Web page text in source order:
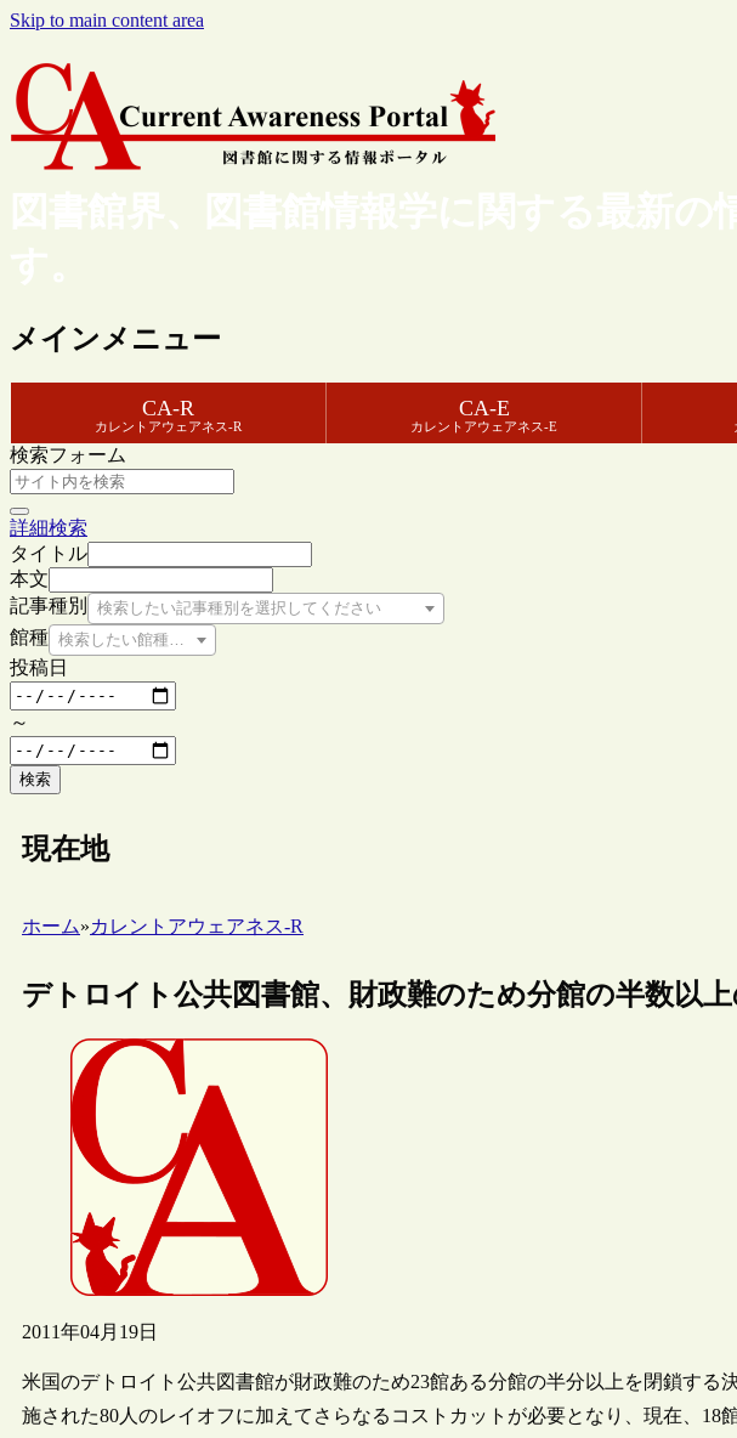
Skip to main content area
図書館界、図書館情報学に関する最新
す。
メインメニュー
CA-R
カレントアウェアネス-R
CA-E
カレントアウェアネス-E
検索フォーム
詳細検索
タイトル
本文
記事種別
検索したい記事種別を選択してください
館種 検索したい館種を選択してください
投稿日
～
検索
現在地
ホーム»カレントアウェアネス-R
デトロイト公共図書館、財政難のため分館の半数以
2011年04月19日
米国のデトロイト公共図書館が財政難のため23館ある分館の半分以上を閉鎖する
施された80人のレイオフに加えてさらなるコストカットが必要となり、現在、18